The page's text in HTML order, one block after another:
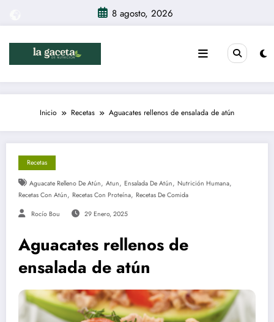
contenido
8 agosto, 2026
Inicio Recetas Aguacates rellenos de ensalada de atún
Recetas
Aguacate Relleno De Atún, Atun, Ensalada De Atún, Nutrición Humana,
Recetas Con Atún, Recetas Con Proteína, Recetas De Comida
Rocío Bou 29 Enero, 2025
Aguacates rellenos de
ensalada de atún